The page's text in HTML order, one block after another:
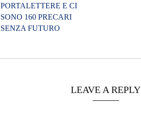
PORTALETTERE E CI
SONO 160 PRECARI
SENZA FUTURO
LEAVE A REPLY